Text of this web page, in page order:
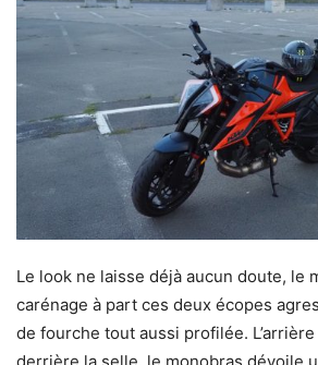
Le look ne laisse déjà aucun doute, le
carénage à part ces deux écopes
de fourche tout aussi profilée.